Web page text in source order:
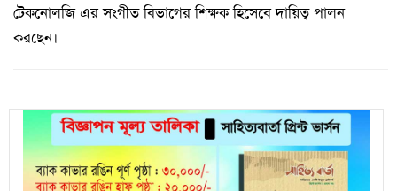
টেকনোলজি এর সংগীত বিভাগের শিক্ষক হিসেবে দায়িত্ব পালন
করছেন।